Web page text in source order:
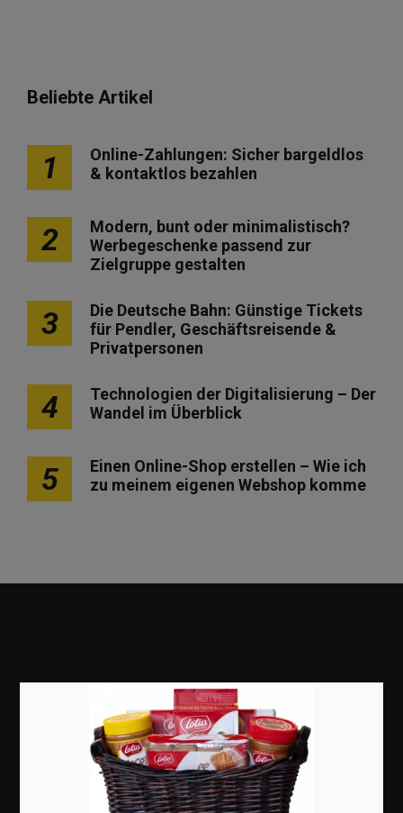
Beliebte Artikel
1
Online-Zahlungen: Sicher bargeldlos
& kontaktlos bezahlen
2
Modern, bunt oder minimalistisch?
Werbegeschenke passend zur
Zielgruppe gestalten
3
Die Deutsche Bahn: Günstige Tickets
für Pendler, Geschäftsreisende &
Privatpersonen
4
Technologien der Digitalisierung – Der
Wandel im Überblick
5
Einen Online-Shop erstellen – Wie ich
zu meinem eigenen Webshop komme
Erfolgsgeschichten